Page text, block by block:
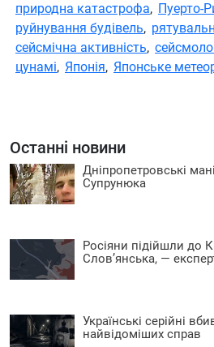
природна катастрофа, Пуерто-
руйнування будівель,
сейсмічна активність,
цунамі, Японія, Японське
Останні новини
Дніпропетровські
Супрунюка
Росіяни підійшли до
Слов’янська, —
Українські серійні
найвідоміших справ